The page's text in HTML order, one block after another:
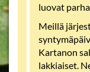
luovat
Meillä
Kartanon
lakkiaiset.